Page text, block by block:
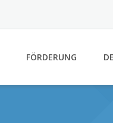
FÖRDERUNG